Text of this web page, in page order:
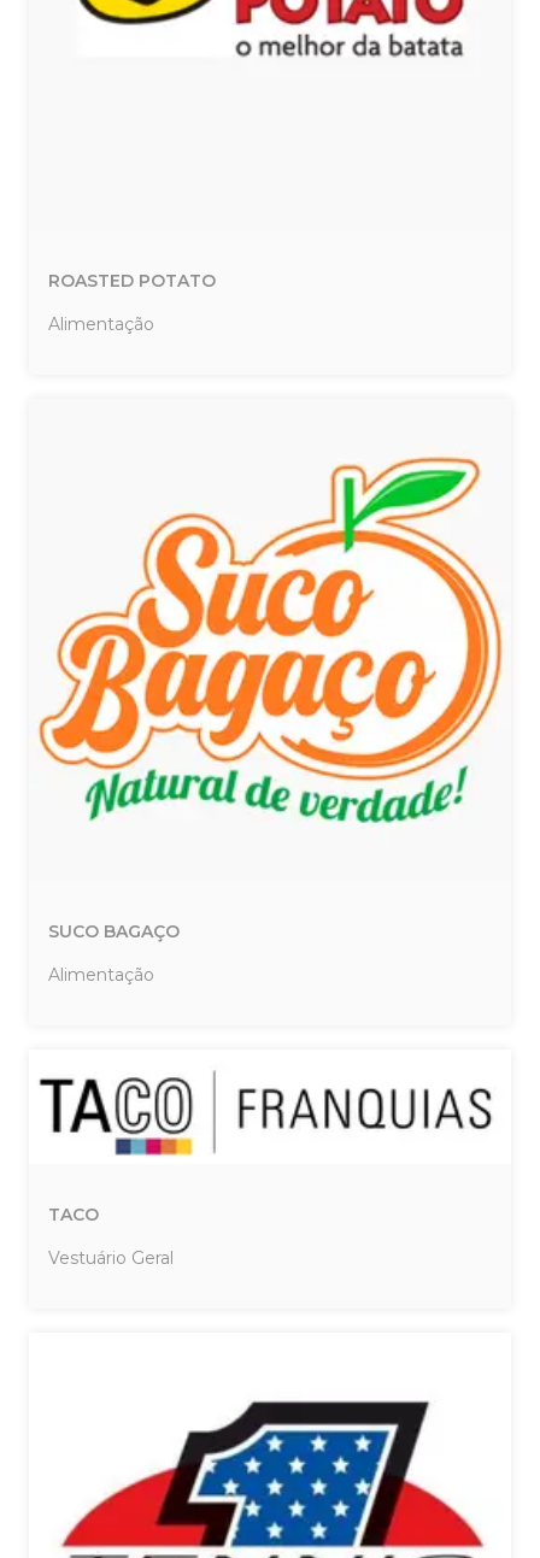
ROASTED POTATO
Alimentação
SUCO BAGAÇO
Alimentação
TACO
Vestuário Geral